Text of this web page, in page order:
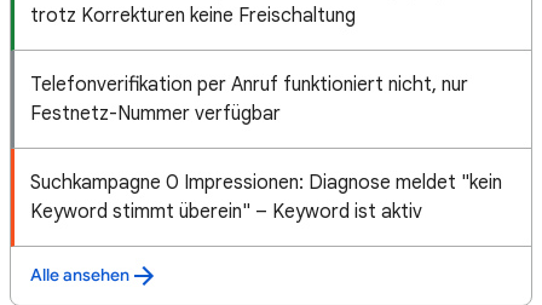
trotz Korrekturen keine Freischaltung
Telefonverifikation per Anruf funktioniert nicht, nur
Festnetz-Nummer verfügbar
Suchkampagne 0 Impressionen: Diagnose meldet "kein
Keyword stimmt überein" – Keyword ist aktiv
Alle ansehen